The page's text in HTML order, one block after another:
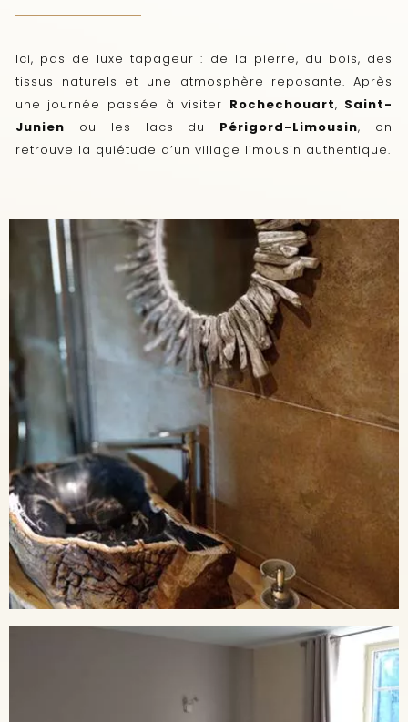
Ici, pas de luxe tapageur : de la pierre, du bois, des
tissus naturels et une atmosphère reposante. Après
une journée passée à visiter Rochechouart, Saint-
Junien ou les lacs du Périgord-Limousin, on
retrouve la quiétude d’un village limousin authentique.